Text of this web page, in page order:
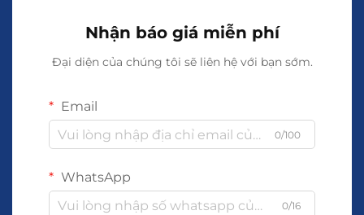
Nhận báo giá miễn phí
Đại diện của chúng tôi sẽ liên hệ với bạn sớm.
Email
0/100
WhatsApp
0/16